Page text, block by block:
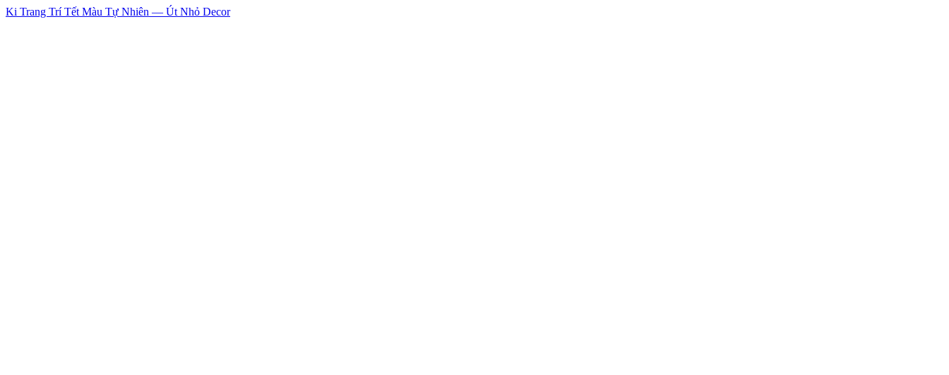
Ki Trang Trí Tết Màu Tự Nhiên — Út Nhỏ Decor